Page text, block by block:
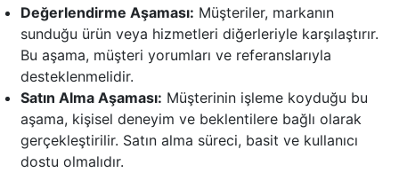
Değerlendirme Aşaması: Müşteriler, markanın
sunduğu ürün veya hizmetleri diğerleriyle karşılaştırır.
Bu aşama, müşteri yorumları ve referanslarıyla
desteklenmelidir.
Satın Alma Aşaması: Müşterinin işleme koyduğu bu
aşama, kişisel deneyim ve beklentilere bağlı olarak
gerçekleştirilir. Satın alma süreci, basit ve kullanıcı
dostu olmalıdır.